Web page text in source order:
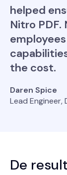
helped
Nitro
the cost.
Daren Spice
Lead Engineer,
De